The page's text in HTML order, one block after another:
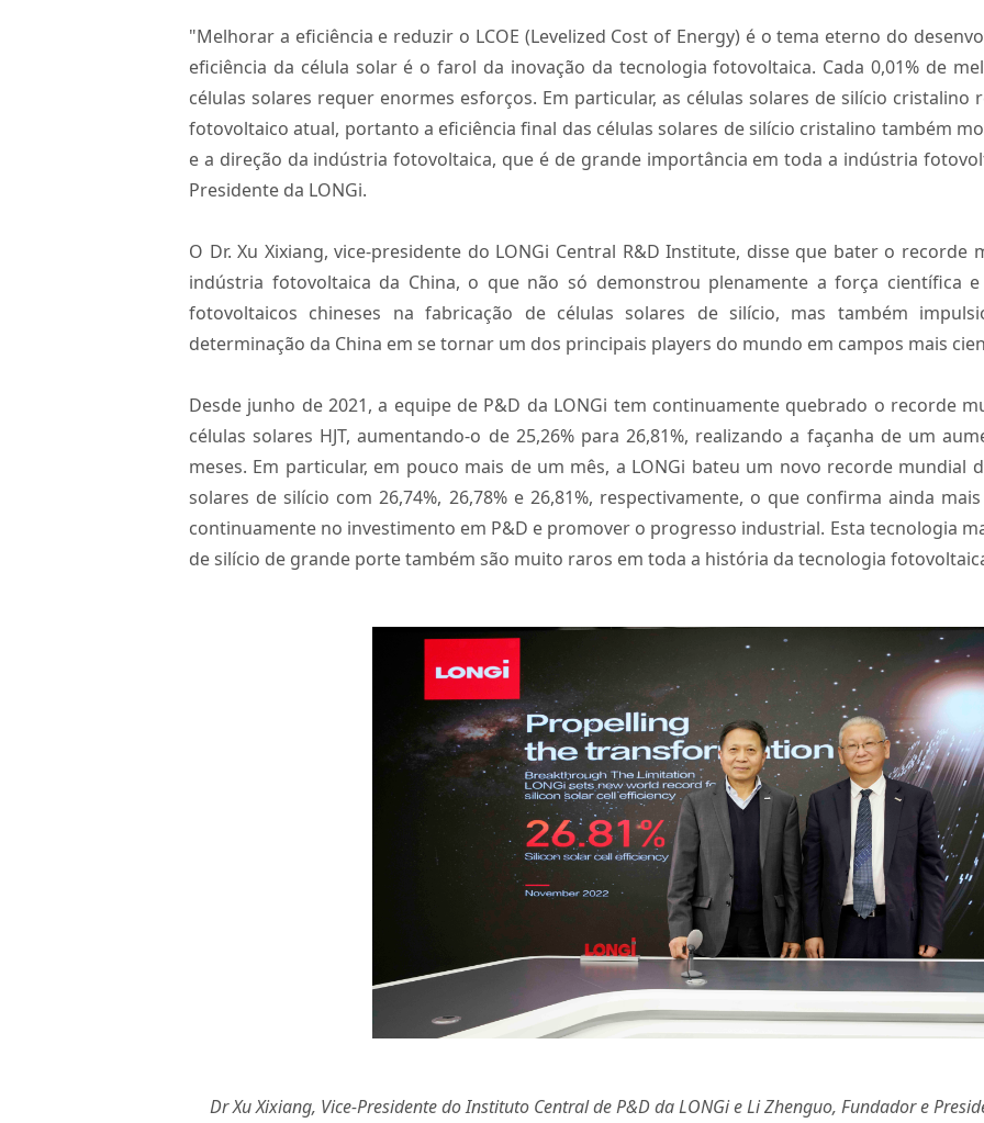
"Melhorar a eficiência e reduzir o LCOE (Levelized Cost of Energy) é o tema eterno do
eficiência da célula solar é o farol da inovação da tecnologia fotovoltaica. Cada 0,01% de
células solares requer enormes esforços. Em particular, as células solares de silício cristalino
fotovoltaico atual, portanto a eficiência final das células solares de silício cristalino também
e a direção da indústria fotovoltaica, que é de grande importância em toda a indústria
Presidente da LONGi.
O Dr. Xu Xixiang, vice-presidente do LONGi Central R&D Institute, disse que bater o
indústria fotovoltaica da China, o que não só demonstrou plenamente a força científica
fotovoltaicos chineses na fabricação de células solares de silício, mas também
determinação da China em se tornar um dos principais players do mundo em campos mais
Desde junho de 2021, a equipe de P&D da LONGi tem continuamente quebrado o recorde
células solares HJT, aumentando-o de 25,26% para 26,81%, realizando a façanha de um
meses. Em particular, em pouco mais de um mês, a LONGi bateu um novo recorde mundial
solares de silício com 26,74%, 26,78% e 26,81%, respectivamente, o que confirma ainda
continuamente no investimento em P&D e promover o progresso industrial. Esta tecnologia
de silício de grande porte também são muito raros em toda a história da tecnologia
Dr Xu Xixiang, Vice-Presidente do Instituto Central de P&D da LONGi e Li Zhenguo, Fundador e